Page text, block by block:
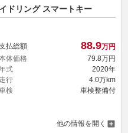
ドリング スマートキー
払総額 88.9万円
体価格
79. 8万円
式
2020年
走行
4.0万km
検
車検整備付
他の情報を開く